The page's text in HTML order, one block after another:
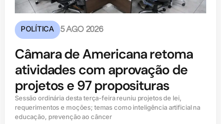
POLÍTICA 5 AGO 2026
Câmara de Americana retoma
atividades com aprovação de
projetos e 97 proposituras
Sessão ordinária desta terça-feira reuniu projetos de lei,
requerimentos e moções; temas como inteligência artificial na
educação, prevenção ao câncer